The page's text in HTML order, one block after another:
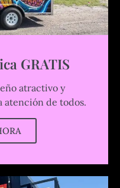
GRATIS
atractivo y
atención de todos.